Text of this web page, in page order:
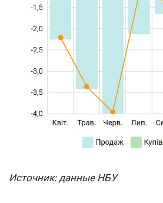
Источник: данные НБУ